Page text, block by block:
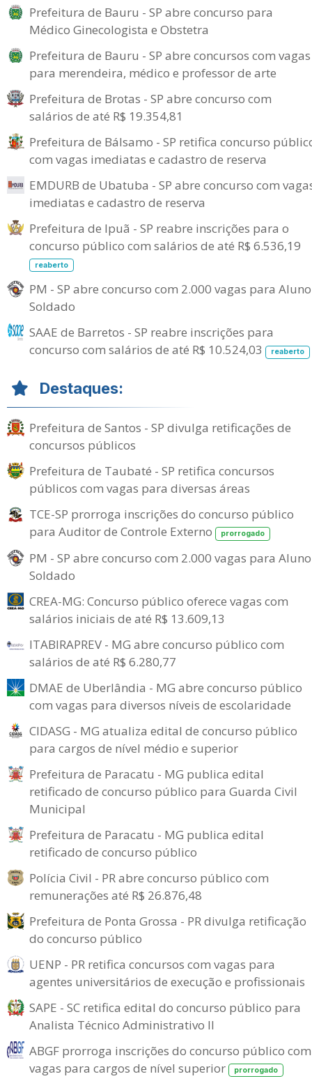
Prefeitura de Bauru - SP abre concurso para
Médico Ginecologista e Obstetra
Prefeitura de Bauru - SP abre concursos com vagas
para merendeira, médico e professor de arte
Prefeitura de Brotas - SP abre concurso com
salários de até R$ 19.354,81
Prefeitura de Bálsamo - SP retifica concurso
com vagas imediatas e cadastro de reserva
EMDURB de Ubatuba - SP abre concurso com
imediatas e cadastro de reserva
Prefeitura de Ipuã - SP reabre inscrições para o
concurso público com salários de até R$ 6.536,19
reaberto
PM - SP abre concurso com 2.000 vagas para
Soldado
SAAE de Barretos - SP reabre inscrições para
concurso com salários de até R$ 10.524,03
reaberto
Destaques:
Prefeitura de Santos - SP divulga retificações de
concursos públicos
Prefeitura de Taubaté - SP retifica concursos
públicos com vagas para diversas áreas
TCE-SP prorroga inscrições do concurso público
para Auditor de Controle Externo
prorrogado
PM - SP abre concurso com 2.000 vagas para
Soldado
CREA-MG: Concurso público oferece vagas com
salários iniciais de até R$ 13.609,13
ITABIRAPREV - MG abre concurso público com
salários de até R$ 6.280,77
DMAE de Uberlândia - MG abre concurso público
com vagas para diversos níveis de escolaridade
CIDASG - MG atualiza edital de concurso público
para cargos de nível médio e superior
Prefeitura de Paracatu - MG publica edital
retificado de concurso público para Guarda Civil
Municipal
Prefeitura de Paracatu - MG publica edital
retificado de concurso público
Polícia Civil - PR abre concurso público com
remunerações até R$ 26.876,48
Prefeitura de Ponta Grossa - PR divulga retificação
do concurso público
UENP - PR retifica concursos com vagas para
agentes universitários de execução e profissionais
SAPE - SC retifica edital do concurso público para
Analista Técnico Administrativo II
ABGF prorroga inscrições do concurso público com
vagas para cargos de nível superior
prorrogado